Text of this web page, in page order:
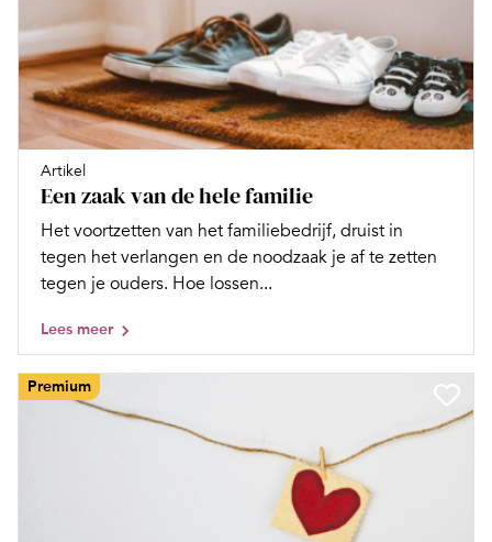
Artikel
Een zaak van de hele familie
Het voortzetten van het familiebedrijf, druist in
tegen het verlangen en de noodzaak je af te zetten
tegen je ouders. Hoe lossen...
Lees meer
Premium